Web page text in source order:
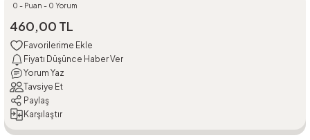
0 - Puan - 0 Yorum
460,00 TL
Fiyatı Düşünce Haber Ver
Yorum Yaz
Tavsiye Et
Paylaş
Karşılaştır